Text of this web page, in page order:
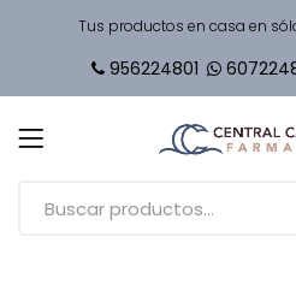
Tus productos en casa en
956224801